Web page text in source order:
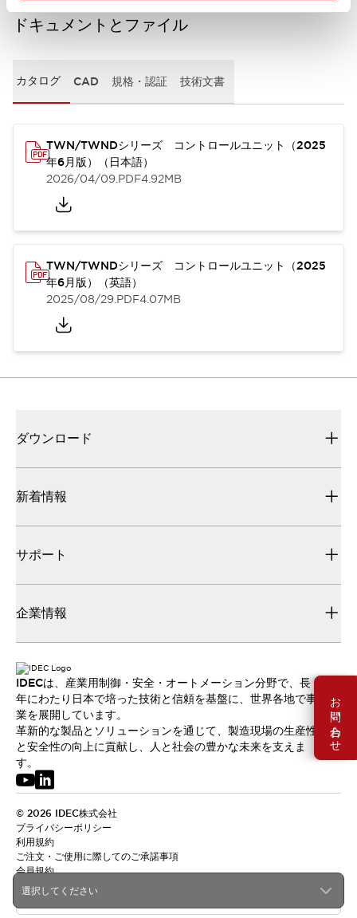
お問い合わせ
ドキュメントとファイル
カタログ CAD 規格・認証 技術文書
TWN/TWNDシリーズ コントロールユニット（2025
年6月版）（日本語）
2026/04/09.PDF4.92MB
TWN/TWNDシリーズ コントロールユニット（2025
年6月版）（英語）
2025/08/29.PDF4.07MB
選択してください
ダウンロード
新着情報
サポート
企業情報
IDECは、産業用制御・安全・オートメーション分野で、長
年にわたり日本で培った技術と信頼を基盤に、世界各地で事
業を展開しています。
革新的な製品とソリューションを通じて、製造現場の生産性
と安全性の向上に貢献し、人と社会の豊かな未来を支えま
す。
© 2026 IDEC株式会社
プライバシーポリシー
利用規約
ご注文・ご使用に際してのご承諾事項
会員規約
日本